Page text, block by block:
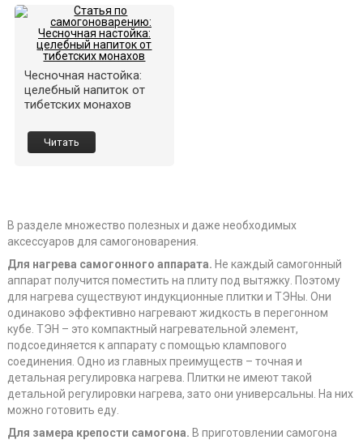
Чесночная настойка:
целебный напиток от
тибетских монахов
Читать
В разделе множество полезных и даже необходимых
аксессуаров для самогоноварения.
Для нагрева самогонного аппарата. Не каждый самогонный
аппарат получится поместить на плиту под вытяжку. Поэтому
для нагрева существуют индукционные плитки и ТЭНы. Они
одинаково эффективно нагревают жидкость в перегонном
кубе. ТЭН – это компактный нагревательной элемент,
подсоединяется к аппарату с помощью клампового
соединения. Одно из главных преимуществ – точная и
детальная регулировка нагрева. Плитки не имеют такой
детальной регулировки нагрева, зато они универсальны. На них
можно готовить еду.
Для замера крепости самогона. В приготовлении самогона